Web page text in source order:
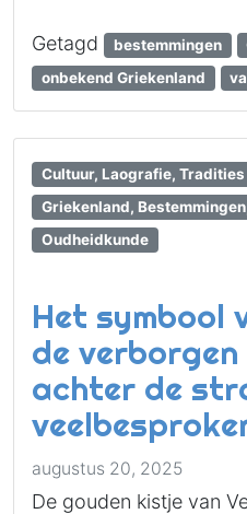
Getagd bestemmingen
onbekend Griekenland
Cultuur, Laografie, Tradities
Griekenland,
Oudheidkunde
Het symbool
de
achter de
veelbesproken
augustus 20, 2025
De gouden kistje van